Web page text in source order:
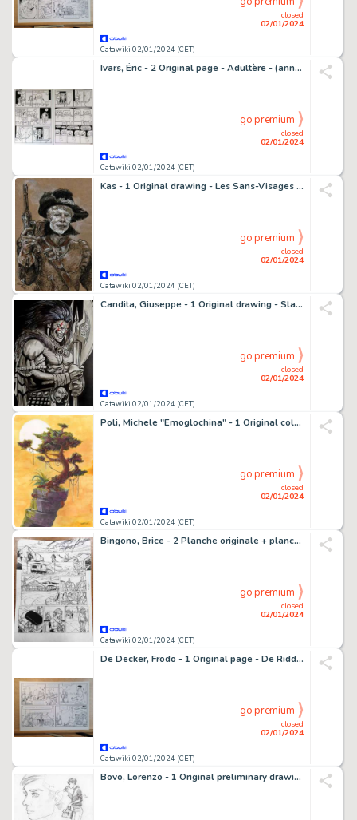
Catawiki 02/01/2024 (CET)
closed
02/01/2024
Ivars, Éric - 2 Original page - Adultère - (années 1990)
Catawiki 02/01/2024 (CET)
closed
02/01/2024
go premium
Kas - 1 Original drawing - Les Sans-Visages - Appolo
Catawiki 02/01/2024 (CET)
closed
02/01/2024
go premium
Candita, Giuseppe - 1 Original drawing - Slaine - "Baciami l'ascia"
Catawiki 02/01/2024 (CET)
closed
02/01/2024
go premium
Poli, Michele "Emoglochina" - 1 Original colour drawing - Forgotten Beauty - 2023
Catawiki 02/01/2024 (CET)
closed
02/01/2024
go premium
Bingono, Brice - 2 Planche originale + planche originale préliminaire - Aborigine
Catawiki 02/01/2024 (CET)
closed
02/01/2024
go premium
De Decker, Frodo - 1 Original page - De Ridder - Dansende beer
Catawiki 02/01/2024 (CET)
closed
02/01/2024
go premium
Bovo, Lorenzo - 1 Original preliminary drawing - Julia - Studi per albo n. 304 - 2023